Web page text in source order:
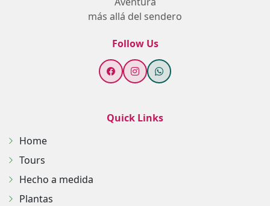
más allá del sendero
Follow Us
Quick Links
Home
Tours
Hecho a medida
Plantas